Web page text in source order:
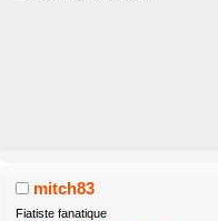
mitch83
Fiatiste fanatique